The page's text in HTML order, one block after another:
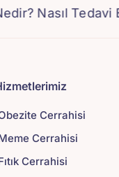
Tedavi Edilir?
Cerrahisi
Cerrahisi
Cerrahisi